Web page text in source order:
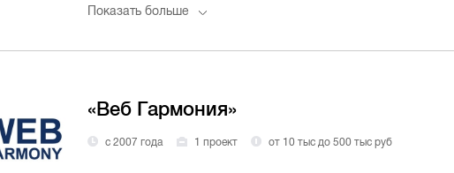
Показать больше
«Веб Гармония»
с 2007 года 1 проект от 10 тыс до 500 тыс руб